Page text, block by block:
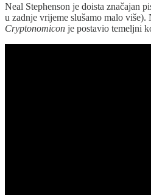
Neal Stephenson je doista značajan
u zadnje vrijeme slušamo malo
Cryptonomicon je postavio temeljni